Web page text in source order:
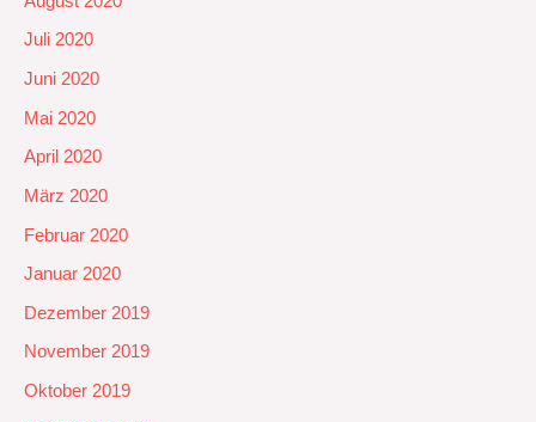
Juli 2020
Juni 2020
Mai 2020
April 2020
März 2020
Februar 2020
Januar 2020
Dezember 2019
November 2019
Oktober 2019